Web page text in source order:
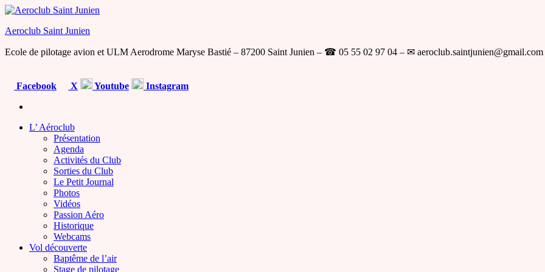
Skip
the
Aeroclub Saint Junien
Ecole de pilotage avion et ULM Aerodrome Maryse Bastié – 87200 Saint Junien – ☎ 05 55 02 97 04 – ✉ aeroclub.saintjunien@gmail.com
Facebook X Youtube Instagram
L’ Aéroclub
Présentation
Agenda
Activités du Club
Sorties du Club
Le Petit Journal
Photos
Vidéos
Passion Aéro
Historique
Webcams
Vol découverte
Baptême de l’air
Stage de pilotage